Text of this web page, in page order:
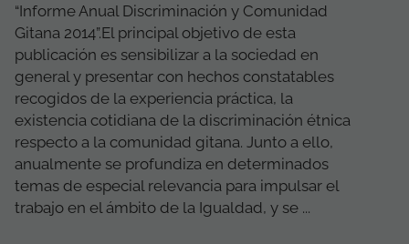
“Informe Anual Discriminación y Comunidad
Gitana 2014”.El principal objetivo de esta
publicación es sensibilizar a la sociedad en
general y presentar con hechos constatables
recogidos de la experiencia práctica, la
existencia cotidiana de la discriminación étnica
respecto a la comunidad gitana. Junto a ello,
anualmente se profundiza en determinados
temas de especial relevancia para impulsar el
trabajo en el ámbito de la Igualdad, y se ...